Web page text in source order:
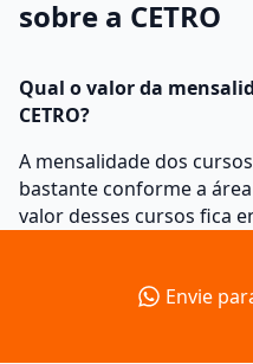
sobre a CETRO
Qual o valor da
CETRO?
A mensalidade dos
bastante conforme a
valor desses cursos fica
Envie